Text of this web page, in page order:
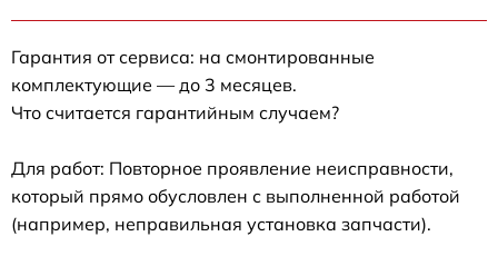
Гарантия от сервиса: на смонтированные
комплектующие — до 3 месяцев.
Что считается гарантийным случаем?
Для работ: Повторное проявление неисправности,
который прямо обусловлен с выполненной работой
(например, неправильная установка запчасти).